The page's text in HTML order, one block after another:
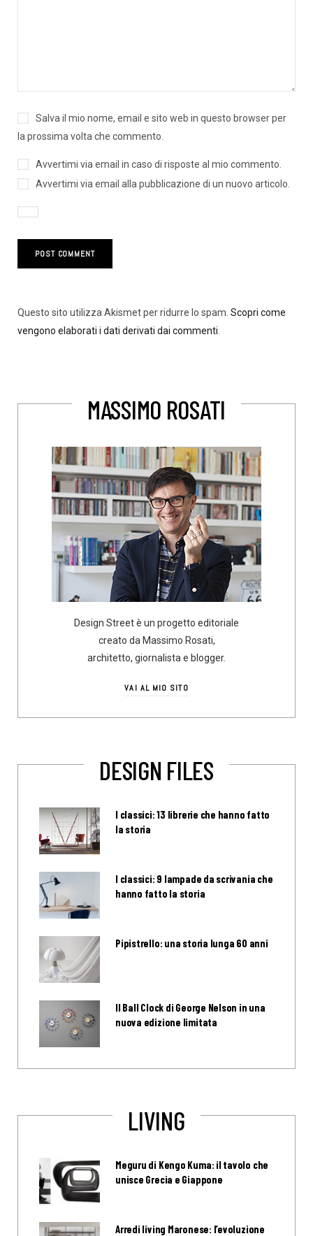
Salva il mio nome, email e sito web in questo browser per
la prossima volta che commento.
Avvertimi via email in caso di risposte al mio commento.
Avvertimi via email alla pubblicazione di un nuovo articolo.
Questo sito utilizza Akismet per ridurre lo spam. Scopri come
vengono elaborati i dati derivati dai commenti.
MASSIMO ROSATI
Design Street è un progetto editoriale
creato da Massimo Rosati,
architetto, giornalista e blogger.
VAI AL MIO SITO
DESIGN FILES
I classici: 13 librerie che hanno fatto
la storia
I classici: 9 lampade da scrivania che
hanno fatto la storia
Pipistrello: una storia lunga 60 anni
Il Ball Clock di George Nelson in una
nuova edizione limitata
LIVING
Meguru di Kengo Kuma: il tavolo che
unisce Grecia e Giappone
Arredi living Maronese: l’evoluzione